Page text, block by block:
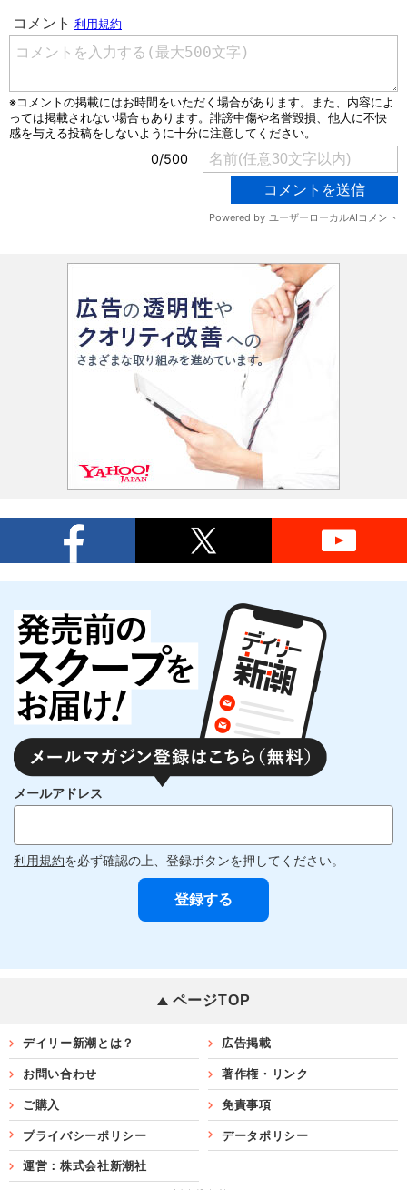
メールアドレス
利用規約を必ず確認の上、登録ボタンを押してください。
ページTOP
デイリー新潮とは？ 広告掲載
お問い合わせ 著作権・リンク
ご購入 免責事項
プライバシーポリシー データポリシー
運営：株式会社新潮社